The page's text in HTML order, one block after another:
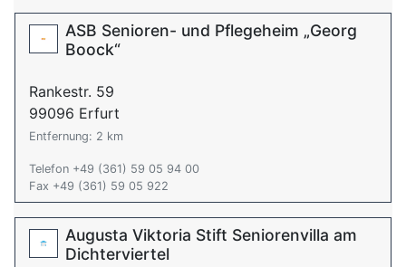
ASB Senioren- und Pflegeheim „Georg
Boock“
Rankestr. 59
99096 Erfurt
Entfernung: 2 km
Telefon +49 (361) 59 05 94 00
Fax +49 (361) 59 05 922
Augusta Viktoria Stift Seniorenvilla am
Dichterviertel